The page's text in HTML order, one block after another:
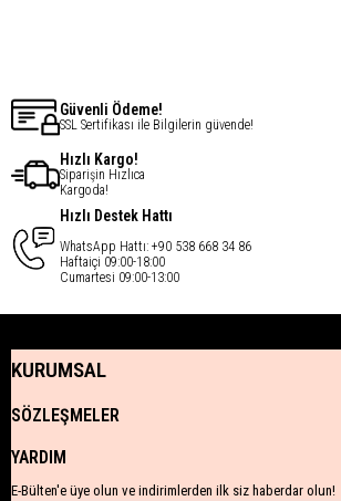
Güvenli Ödeme!
SSL Sertifikası ile Bilgilerin güvende!
Hızlı Kargo!
Siparişin Hızlıca
Kargoda!
Hızlı Destek Hattı
WhatsApp Hattı: +90 538 668 34 86
Haftaiçi 09:00-18:00
Cumartesi 09:00-13:00
KURUMSAL
SÖZLEŞMELER
YARDIM
E-Bülten'e üye olun ve indirimlerden ilk siz haberdar olun!